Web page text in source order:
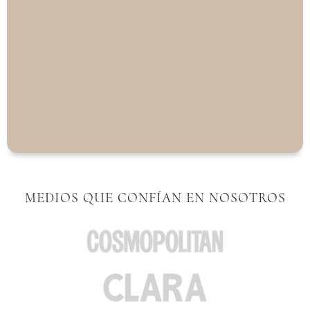
MEDIOS QUE CONFÍAN EN NOSOTROS